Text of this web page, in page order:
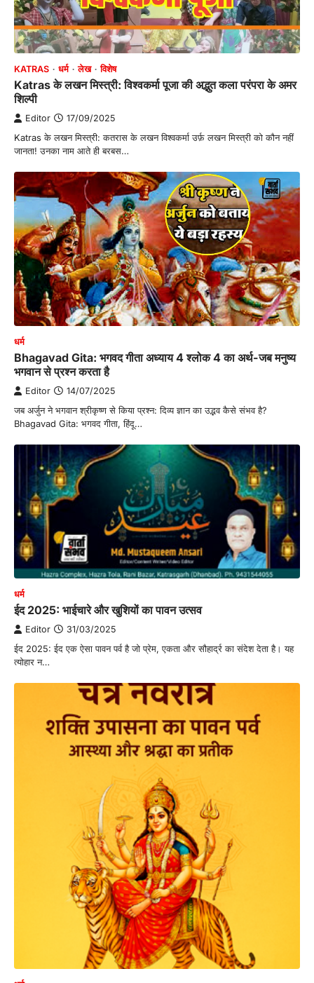
KATRAS धर्म लेख विशेष
Katras के लखन मिस्त्री: विश्वकर्मा पूजा की अद्भुत कला परंपरा के अमर
शिल्पी
Editor 17/09/2025
Katras के लखन मिस्त्री: कतरास के लखन विश्वकर्मा उर्फ़ लखन मिस्त्री को कौन नहीं
जानता! उनका नाम आते ही बरबस…
धर्म
Bhagavad Gita: भगवद गीता अध्याय 4 श्लोक 4 का अर्थ-जब मनुष्य
भगवान से प्रश्न करता है
Editor 14/07/2025
जब अर्जुन ने भगवान श्रीकृष्ण से किया प्रश्न: दिव्य ज्ञान का उद्भव कैसे संभव है?
Bhagavad Gita: भगवद गीता, हिंदू…
धर्म
ईद 2025: भाईचारे और खुशियों का पावन उत्सव
Editor 31/03/2025
ईद 2025: ईद एक ऐसा पावन पर्व है जो प्रेम, एकता और सौहार्द्र का संदेश देता है। यह
त्योहार न…